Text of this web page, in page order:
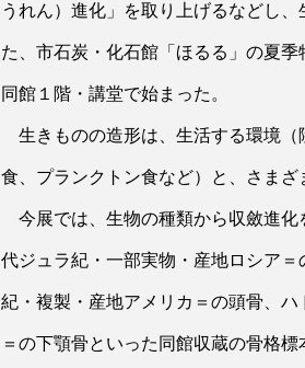
うれん）進化」を取り上げるなどし
た、市石炭・化石館「ほるる」の夏
同館１階・講堂で始まった。
生きものの造形は、生活する環境（
食、プランクトン食など）と、さまざ
今展では、生物の種類から収斂進化
代ジュラ紀・一部実物・産地ロシア
紀・複製・産地アメリカ＝の頭骨、
＝の下顎骨といった同館収蔵の骨格